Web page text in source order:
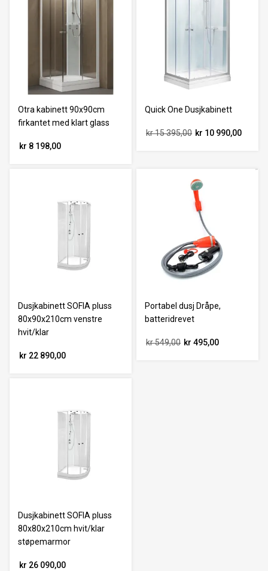
Otra kabinett 90x90cm
firkantet med klart glass
kr 8 198,00
Quick One Dusjkabinett
kr 15 395,00 kr 10 990,00
Dusjkabinett SOFIA pluss
80x90x210cm venstre
hvit/klar
kr 22 890,00
Portabel dusj Dråpe,
batteridrevet
kr 549,00 kr 495,00
Dusjkabinett SOFIA pluss
80x80x210cm hvit/klar
støpemarmor
kr 26 090,00